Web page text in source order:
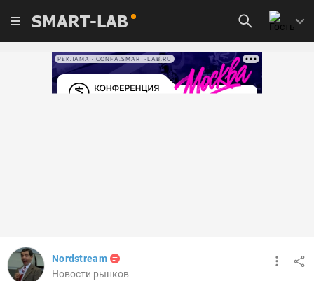
SMART-LAB
РЕКЛАМА • CONFA.SMART-LAB.RU
Nordstream
Новости рынков